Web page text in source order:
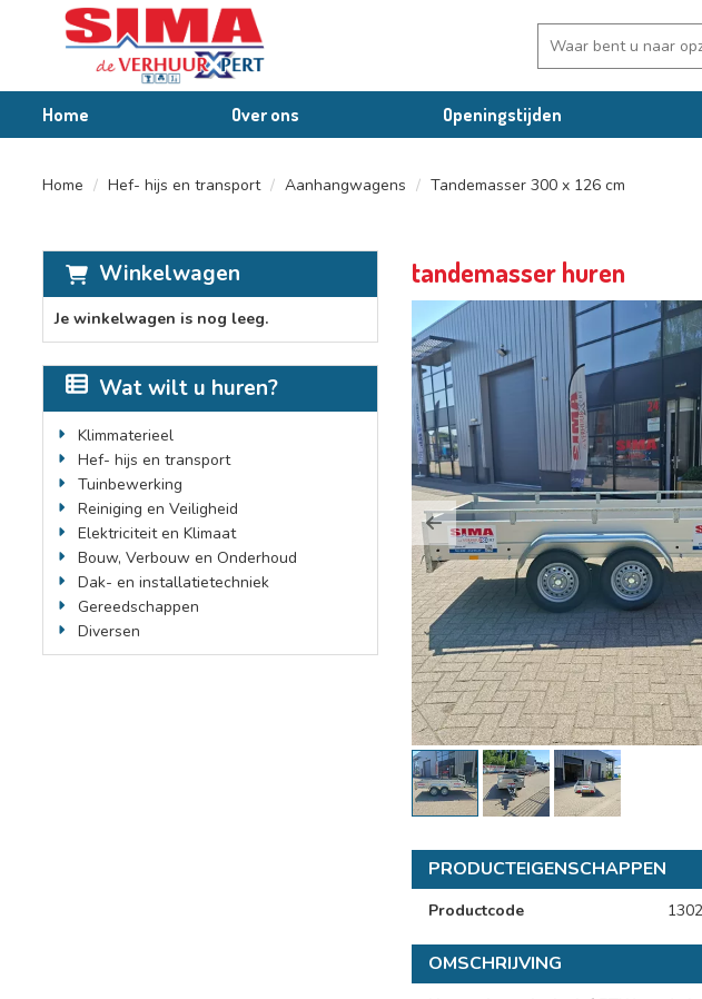
Home Over ons Openingstijden
Home Hef- hijs en transport Aanhangwagens Tandemasser 300 x 126 cm
Winkelwagen
Je winkelwagen is nog leeg.
Wat wilt u huren?
Klimmaterieel
Hef- hijs en transport
Tuinbewerking
Reiniging en Veiligheid
Elektriciteit en Klimaat
Bouw, Verbouw en Onderhoud
Dak- en installatietechniek
Gereedschappen
Diversen
tandemasser huren
Previous
PRODUCTEIGENSCHAPPEN
Productcode
OMSCHRIJVING